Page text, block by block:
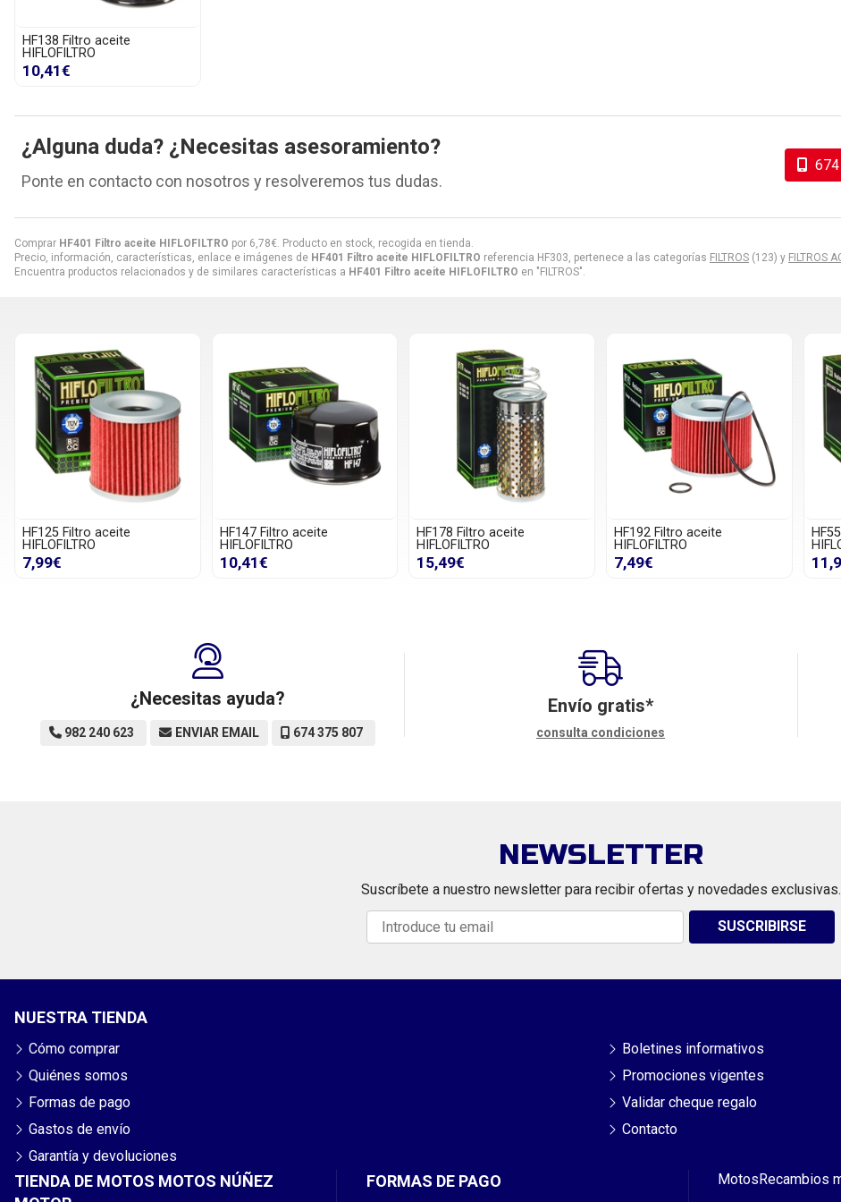
Comprar HF401 Filtro aceite HIFLOFILTRO por 6,78€. Producto en stock, recogida en tienda.
Precio, información, características, enlace e imágenes de HF401 Filtro aceite HIFLOFILTRO referencia HF303, pertenece a las categorías FILTROS (123) y FILTROS
Encuentra productos relacionados y de similares características a HF401 Filtro aceite HIFLOFILTRO en "FILTROS".
HF138 Filtro aceite
HIFLOFILTRO
10,41€
¿Alguna duda? ¿Necesitas asesoramiento?
Ponte en contacto con nosotros y resolveremos tus dudas.
HF125 Filtro aceite
HIFLOFILTRO
7,99€
HF147 Filtro aceite
HIFLOFILTRO
10,41€
HF178 Filtro aceite
HIFLOFILTRO
15,49€
HF192 Filtro aceite
HIFLOFILTRO
7,49€
¿Necesitas ayuda?
982 240 623 ENVIAR EMAIL 674 375 807
Envío gratis*
consulta condiciones
NEWSLETTER
Suscríbete a nuestro newsletter para recibir ofertas y novedades exclusivas.
SUSCRIBIRSE
TIENDA DE MOTOS MOTOS NÚÑEZ
FORMAS DE PAGO
NUESTRA TIENDA
Cómo comprar
Quiénes somos
Formas de pago
Gastos de envío
Garantía y devoluciones
Boletines informativos
Promociones vigentes
Validar cheque regalo
Contacto
MotosRecambios